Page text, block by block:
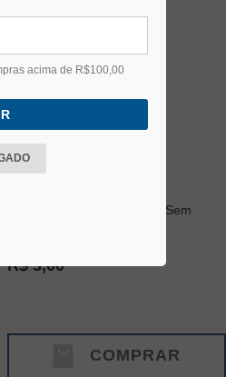
Válvula Tr-425 Para Pneus Sem
R$ 3,00
COMPRAR
acima de R$100,00